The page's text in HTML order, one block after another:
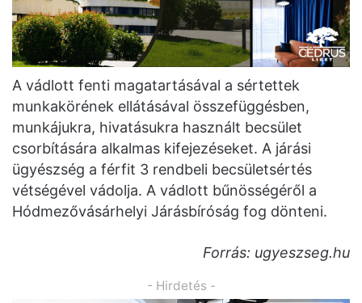
A vádlott fenti magatartásával a sértettek
munkakörének ellátásával összefüggésben,
munkájukra, hivatásukra használt becsület
csorbítására alkalmas kifejezéseket. A járási
ügyészség a férfit 3 rendbeli becsületsértés
vétségével vádolja. A vádlott bűnösségéről a
Hódmezővásárhelyi Járásbíróság fog dönteni.
Forrás: ugyeszseg.hu
- Hirdetés -